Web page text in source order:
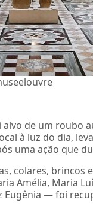
de um roubo
à luz do dia,
uma ação que
colares,
Amélia, Maria
— foi